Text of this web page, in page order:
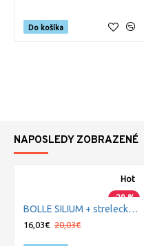
Do košíka
NAPOSLEDY ZOBRAZENÉ
Hot
-20 %
BOLLE SILIUM + strelecké okuliare číre
16,03€ 20,03€